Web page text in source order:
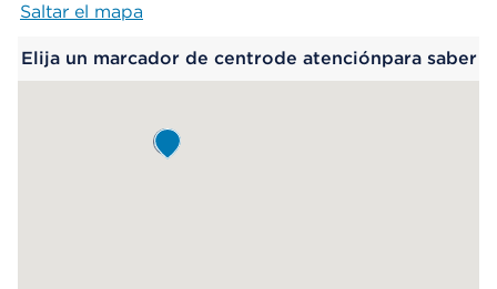
Saltar el mapa
Elija un marcador de centrode atenciónpara saber